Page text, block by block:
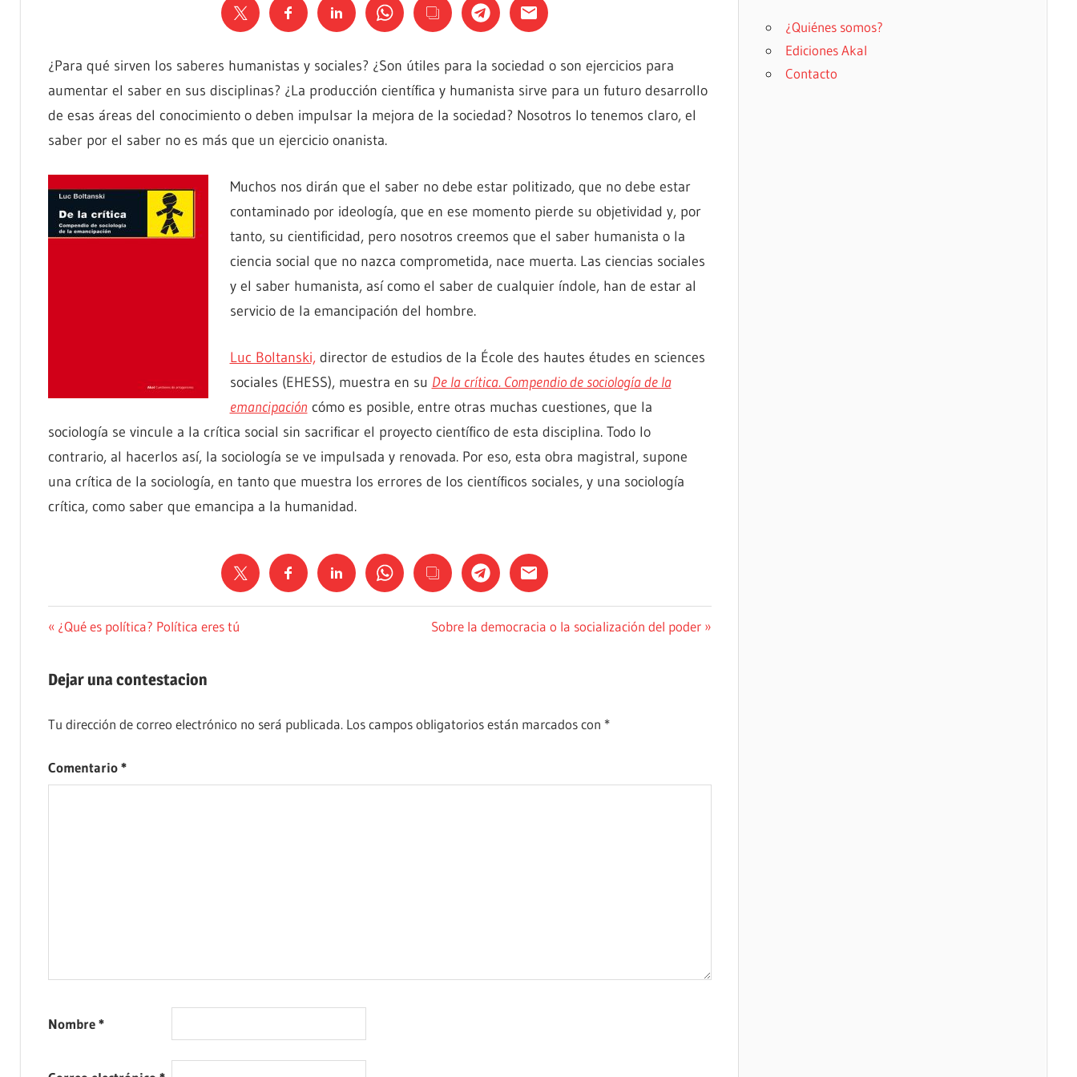
¿Para qué sirven los saberes humanistas y sociales? ¿Son útiles para la sociedad o son ejercicios para
aumentar el saber en sus disciplinas? ¿La producción científica y humanista sirve para un futuro desarrollo
de esas áreas del conocimiento o deben impulsar la mejora de la sociedad? Nosotros lo tenemos claro, el
saber por el saber no es más que un ejercicio onanista.
Muchos nos dirán que el saber no debe estar politizado, que no debe estar
contaminado por ideología, que en ese momento pierde su objetividad y, por
tanto, su cientificidad, pero nosotros creemos que el saber humanista o la
ciencia social que no nazca comprometida, nace muerta. Las ciencias sociales
y el saber humanista, así como el saber de cualquier índole, han de estar al
servicio de la emancipación del hombre.
Luc Boltanski,director de estudios de la École des hautes études en sciences
sociales (EHESS), muestra en su De la crítica. Compendio de sociología de la
emancipación cómo es posible, entre otras muchas cuestiones, que la
sociología se vincule a la crítica social sin sacrificar el proyecto científico de esta disciplina. Todo lo
contrario, al hacerlos así, la sociología se ve impulsada y renovada. Por eso, esta obra magistral, supone
una crítica de la sociología, en tanto que muestra los errores de los científicos sociales, y una sociología
crítica, como saber que emancipa a la humanidad.
PENSAMIENTO
Navegación
entradas
Entrada
¿Qué es política? Política eres tú
Siguiente
Sobre la democracia o la socialización del poder
Dejar una contestacion
Tu dirección de correo electrónico no será publicada. Los campos obligatorios están marcados con *
Comentario*
Nombre*
¿Quiénes somos?
Ediciones Akal
Contacto